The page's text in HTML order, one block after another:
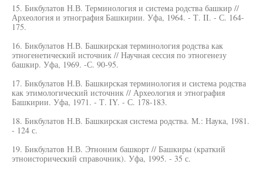
15. Бикбулатов Н.В. Терминология и система родства башкир //
Археология и этнография Башкирии. Уфа, 1964. - Т. II. - С. 164-
175.
16. Бикбулатов Н.В. Башкирская терминология родства как
этногенетический источник // Научная сессия по этногенезу
башкир. Уфа, 1969. -С. 90-95.
17. Бикбулатов Н.В. Башкирская терминология и система родства
как этимологический источник // Археология и этнография
Башкирии. Уфа, 1971. - Т. IY. - С. 178-183.
18. Бикбулатов Н.В. Башкирская система родства. М.: Наука, 1981.
- 124 с.
19. Бикбулатов Н.В. Этноним башкорт // Башкиры (краткий
этноисторический справочник). Уфа, 1995. - 35 с.